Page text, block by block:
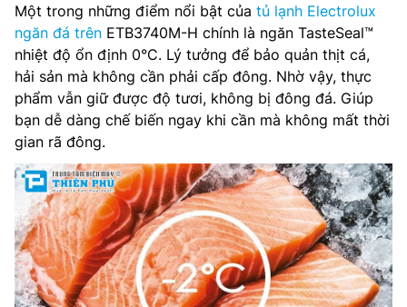
Một trong những điểm nổi bật của tủ lạnh Electrolux
ngăn đá trên ETB3740M-H chính là ngăn TasteSeal™
nhiệt độ ổn định 0°C. Lý tưởng để bảo quản thịt cá,
hải sản mà không cần phải cấp đông. Nhờ vậy, thực
phẩm vẫn giữ được độ tươi, không bị đông đá. Giúp
bạn dễ dàng chế biến ngay khi cần mà không mất thời
gian rã đông.